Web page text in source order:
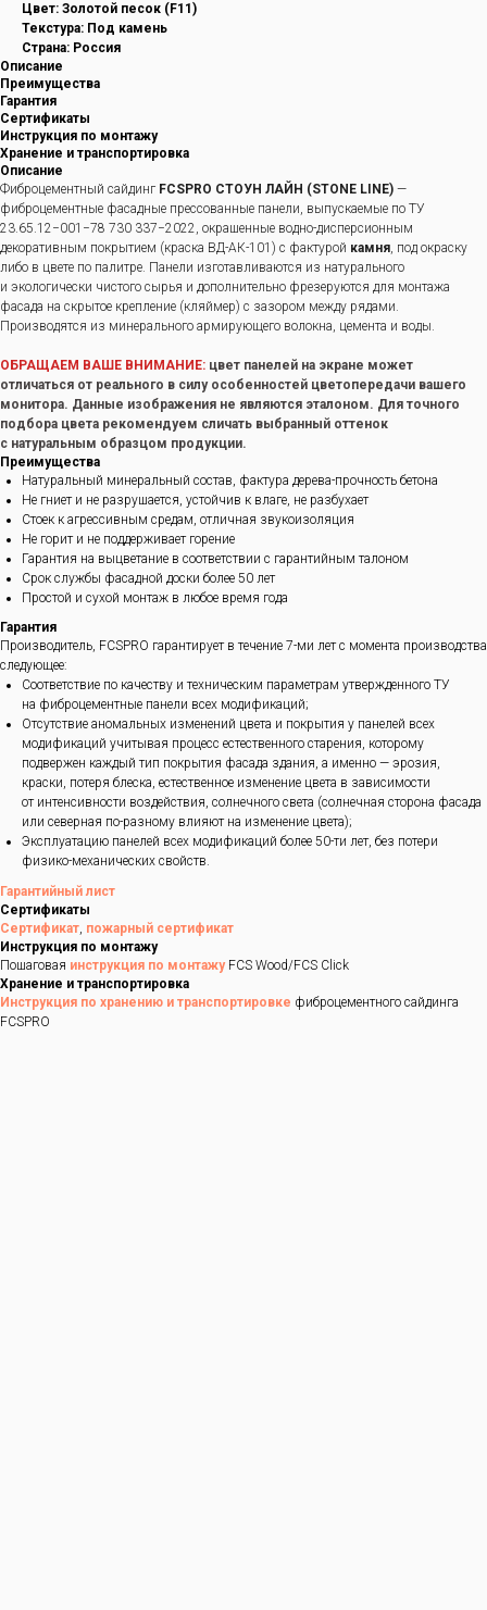
Цвет: Золотой песок (F11)
Текстура: Под камень
Страна: Россия
Описание
Преимущества
Гарантия
Сертификаты
Инструкция по монтажу
Хранение и транспортировка
Описание
Фиброцементный сайдинг FCSPRO СТОУН ЛАЙН (STONE LINE) —
фиброцементные фасадные прессованные панели, выпускаемые по ТУ
23.65.12−001−78 730 337−2022, окрашенные водно-дисперсионным
декоративным покрытием (краска ВД-АК-101) с фактурой камня, под окраску
либо в цвете по палитре. Панели изготавливаются из натурального
и экологически чистого сырья и дополнительно фрезеруются для монтажа
фасада на скрытое крепление (кляймер) с зазором между рядами.
Производятся из минерального армирующего волокна, цемента и воды.
ОБРАЩАЕМ ВАШЕ ВНИМАНИЕ: цвет панелей на экране может
отличаться от реального в силу особенностей цветопередачи вашего
монитора. Данные изображения не являются эталоном. Для точного
подбора цвета рекомендуем сличать выбранный оттенок
с натуральным образцом продукции.
Преимущества
Натуральный минеральный состав, фактура дерева-прочность бетона
Не гниет и не разрушается, устойчив к влаге, не разбухает
Стоек к агрессивным средам, отличная звукоизоляция
Не горит и не поддерживает горение
Гарантия на выцветание в соответствии с гарантийным талоном
Срок службы фасадной доски более 50 лет
Простой и сухой монтаж в любое время года
Гарантия
Производитель, FCSPRO гарантирует в течение 7-ми лет с момента производства
следующее:
Соответствие по качеству и техническим параметрам утвержденного ТУ
на фиброцементные панели всех модификаций;
Отсутствие аномальных изменений цвета и покрытия у панелей всех
модификаций учитывая процесс естественного старения, которому
подвержен каждый тип покрытия фасада здания, а именно — эрозия,
краски, потеря блеска, естественное изменение цвета в зависимости
от интенсивности воздействия, солнечного света (солнечная сторона фасада
или северная по-разному влияют на изменение цвета);
Эксплуатацию панелей всех модификаций более 50-ти лет, без потери
физико-механических свойств.
Гарантийный лист
Сертификаты
Сертификат, пожарный сертификат
Инструкция по монтажу
Пошаговая инструкция по монтажуFCS Wood/FCS Click
Хранение и транспортировка
Инструкция по хранению и транспортировке фиброцементного сайдинга
FCSPRO